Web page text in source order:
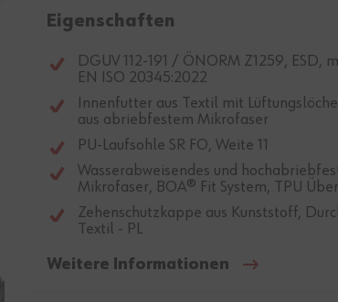
Eigenschaften
DGUV 112-191 / ÖNORM Z1259, ESD,
EN ISO 20345:2022
Innenfutter aus Textil mit
aus abriebfestem Mikrofaser
PU-Laufsohle SR FO, Weite 11
Wasserabweisendes und
Mikrofaser, BOA® Fit System, TPU
Zehenschutzkappe aus Kunststoff,
Textil - PL
Weitere Informationen